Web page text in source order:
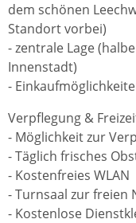
dem schönen
Standort vorbei)
- zentrale Lage
Innenstadt)
-
Verpflegung &
- Möglichkeit zur
- Täglich frisches
- Kostenfreies WLAN
- Turnsaal zur freien
- Kostenlose